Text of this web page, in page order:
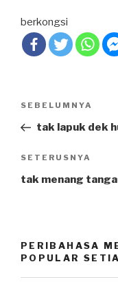
berkongsi
Post
Previous
Post
SEBELUMNYA
tak lapuk dek
Next
Post
SETERUSNYA
tak menang
PERIBAHASA
POPULAR